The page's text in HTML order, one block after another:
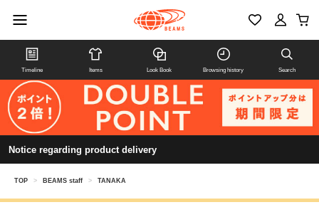
Timeline Items Look Book Browsing history Search
Notice regarding product delivery
TOP > BEAMS staff > TANAKA